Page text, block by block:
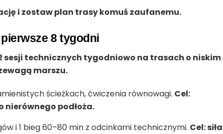
i zostaw plan trasy komuś zaufanemu.
8 tygodni
sesji technicznych tygodniowo na trasach o niskim
marszu.
ścieżkach, ćwiczenia równowagi. Cel:
podłoża.
i 1 bieg 60–80 min z odcinkami technicznymi. Cel: